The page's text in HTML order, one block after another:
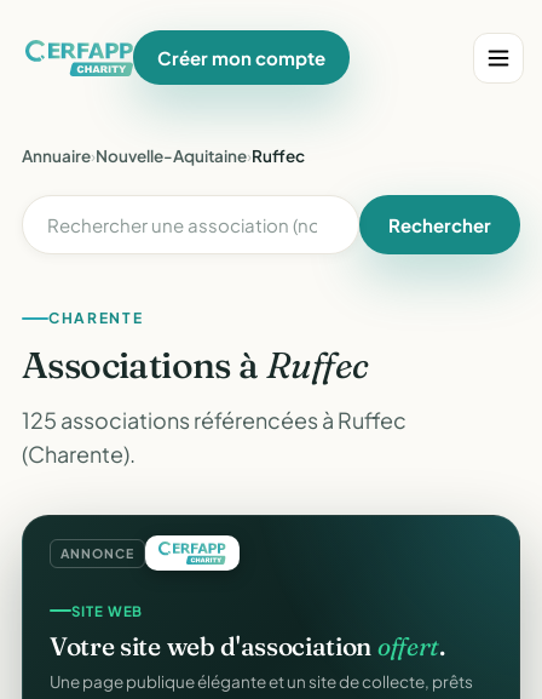
Créer mon compte
Annuaire›Nouvelle-Aquitaine›Ruffec
Rechercher
CHARENTE
Associations àRuffec
125 associations référencées à Ruffec
(Charente).
ANNONCE
SITE WEB
Votre site web d'association offert.
Une page publique élégante et un site de collecte, prêts